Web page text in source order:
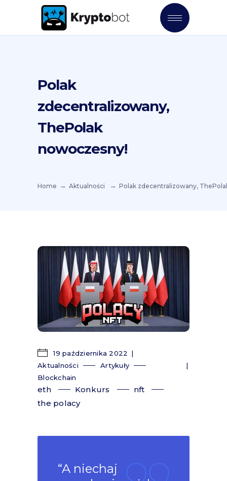
Polak
zdecentralizowany,
ThePolak
nowoczesny!
Home Aktualności Polak zdecentralizowany,
19 października 2022
Aktualności
Artykuły
Blockchain
eth Konkurs
nft
the polacy
“A niechaj